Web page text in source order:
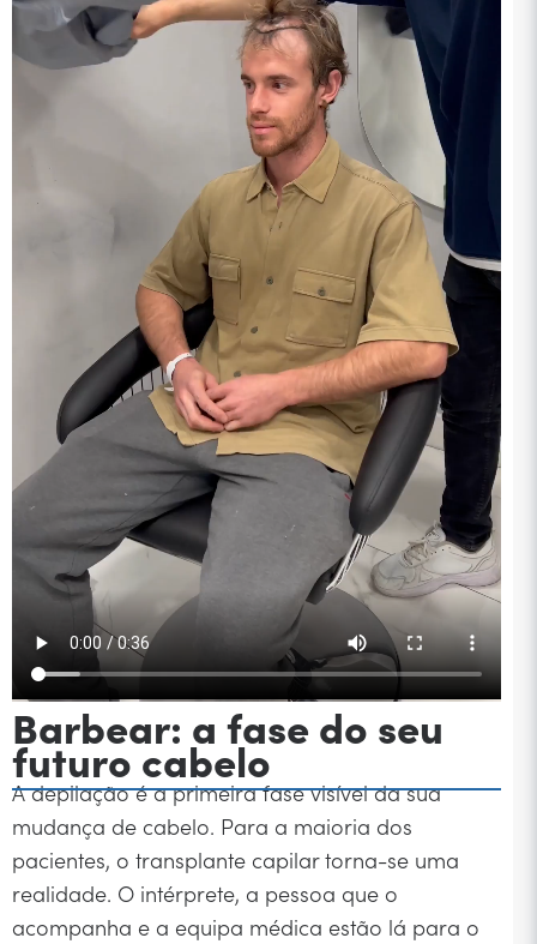
Barbear: a fase do seu
futuro cabelo
A depilação é a primeira fase visível da sua
mudança de cabelo. Para a maioria dos
pacientes, o transplante capilar torna-se uma
realidade. O intérprete, a pessoa que o
acompanha e a equipa médica estão lá para o